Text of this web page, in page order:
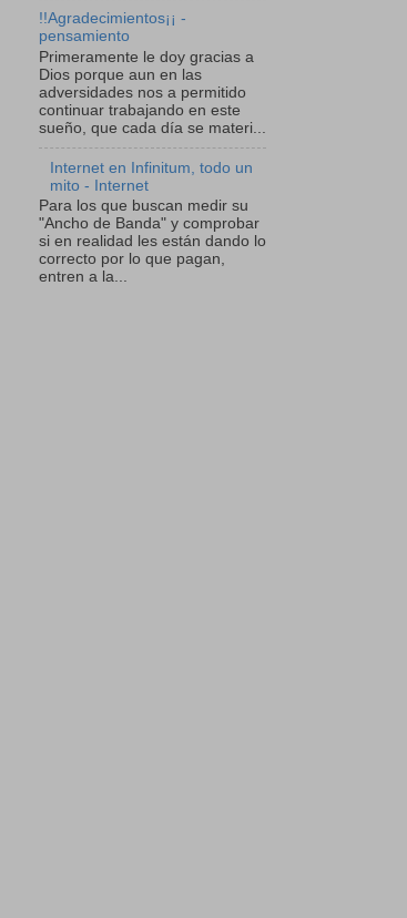
!!Agradecimientos¡¡ -
pensamiento
Primeramente le doy gracias a
Dios porque aun en las
adversidades nos a permitido
continuar trabajando en este
sueño, que cada día se materi...
Internet en Infinitum, todo un
mito - Internet
Para los que buscan medir su
"Ancho de Banda" y comprobar
si en realidad les están dando lo
correcto por lo que pagan,
entren a la...